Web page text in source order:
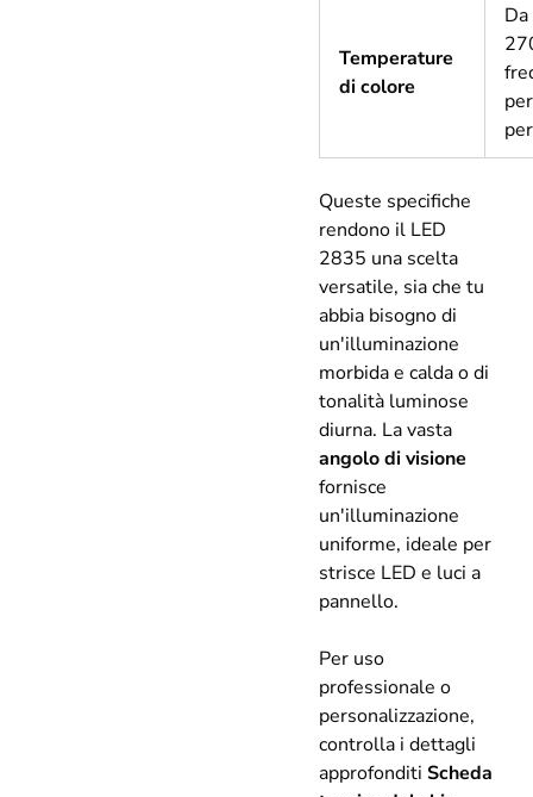
Temperature
di colore
per
Queste specifiche
rendono il LED
2835 una scelta
versatile, sia che tu
abbia bisogno di
un'illuminazione
morbida e calda o di
tonalità luminose
diurna. La vasta
angolo di visione
fornisce
un'illuminazione
uniforme, ideale per
strisce LED e luci a
pannello.
Per uso
professionale o
personalizzazione,
controlla i dettagli
approfonditi Scheda